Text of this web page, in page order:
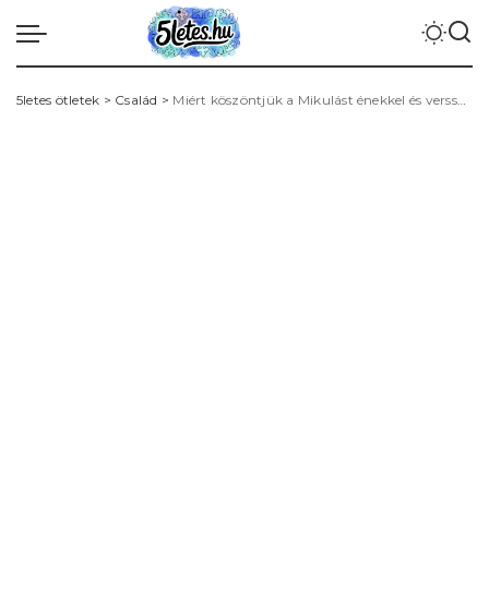
5letes ötletek > Család > Miért köszöntjük a Mikulást énekkel és verssel? Szokások, nevelési érték és közösségi élmény